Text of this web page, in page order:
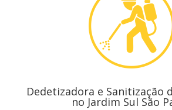
Dedetizadora e Sanitização
no Jardim Sul São